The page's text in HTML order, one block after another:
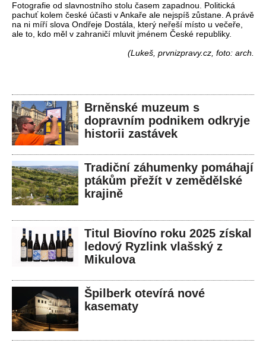
Fotografie od slavnostního stolu časem zapadnou. Politická
pachuť kolem české účasti v Ankaře ale nejspíš zůstane. A právě
na ni míří slova Ondřeje Dostála, který neřeší místo u večeře,
ale to, kdo měl v zahraničí mluvit jménem České republiky.
(Lukeš, prvnizpravy.cz, foto: arch.
Brněnské muzeum s
dopravním podnikem odkryje
historii zastávek
Tradiční záhumenky pomáhají
ptákům přežít v zemědělské
krajině
Titul Biovíno roku 2025 získal
ledový Ryzlink vlašský z
Mikulova
Špilberk otevírá nové
kasematy